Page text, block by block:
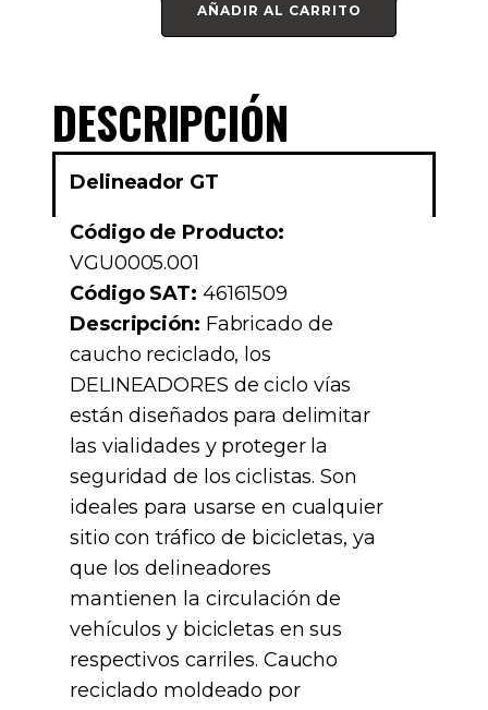
cantidadAÑADIR AL CARRITO
DESCRIPCIÓN
Delineador GT
Código de Producto:
VGU0005.001
Código SAT: 46161509
Descripción: Fabricado de
caucho reciclado, los
DELINEADORES de ciclo vías
están diseñados para delimitar
las vialidades y proteger la
seguridad de los ciclistas. Son
ideales para usarse en cualquier
sitio con tráfico de bicicletas, ya
que los delineadores
mantienen la circulación de
vehículos y bicicletas en sus
respectivos carriles. Caucho
reciclado moldeado por